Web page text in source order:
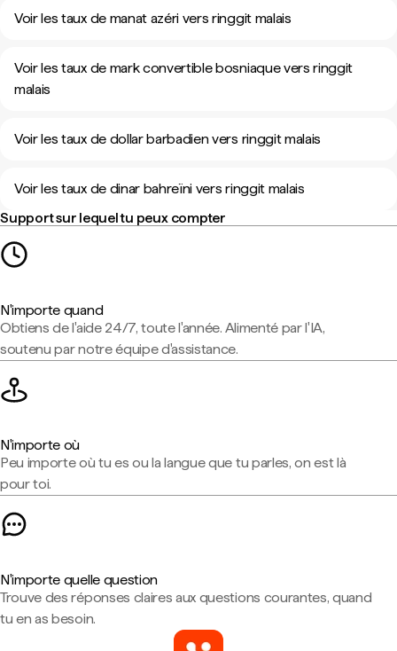
Voir les taux de manat azéri vers ringgit malais
Voir les taux de mark convertible bosniaque vers ringgit
malais
Voir les taux de dollar barbadien vers ringgit malais
Voir les taux de dinar bahreïni vers ringgit malais
Support sur lequel tu peux compter
N'importe quand
Obtiens de l'aide 24/7, toute l'année. Alimenté par l'IA,
soutenu par notre équipe d'assistance.
N'importe où
Peu importe où tu es ou la langue que tu parles, on est là
pour toi.
N'importe quelle question
Trouve des réponses claires aux questions courantes, quand
tu en as besoin.